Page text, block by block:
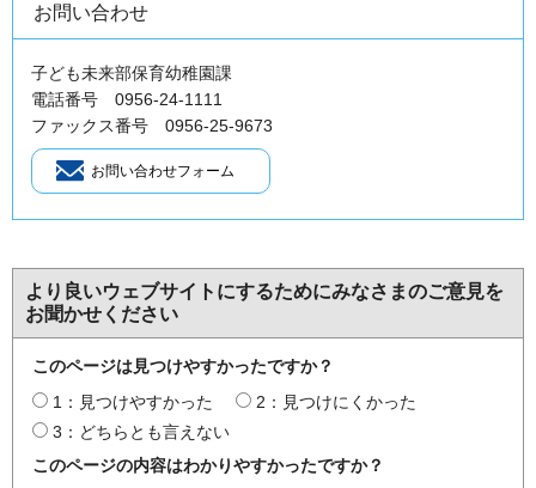
お問い合わせ
子ども未来部保育幼稚園課
電話番号 0956-24-1111
ファックス番号 0956-25-9673
より良いウェブサイトにするためにみなさまのご意見を
お聞かせください
このページは見つけやすかったですか？
1：見つけやすかった
2：見つけにくかった
3：どちらとも言えない
このページの内容はわかりやすかったですか？